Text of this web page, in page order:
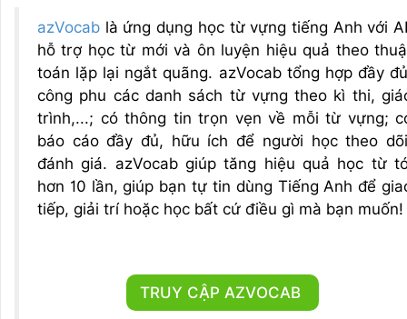
azVocab là ứng dụng học từ vựng tiếng Anh với
hỗ trợ học từ mới và ôn luyện hiệu quả theo
toán lặp lại ngắt quãng. azVocab tổng hợp đầy
công phu các danh sách từ vựng theo kì thi,
trình,...; có thông tin trọn vẹn về mỗi từ vựng;
báo cáo đầy đủ, hữu ích để người học theo
đánh giá. azVocab giúp tăng hiệu quả học từ
hơn 10 lần, giúp bạn tự tin dùng Tiếng Anh để
tiếp, giải trí hoặc học bất cứ điều gì mà bạn muốn!
TRUY CẬP AZVOCAB